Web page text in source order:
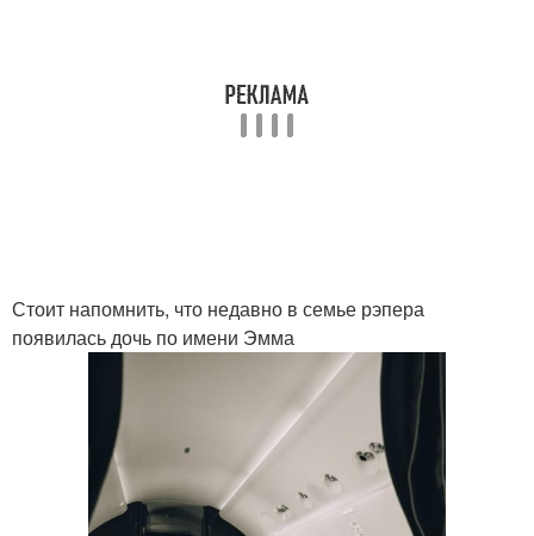
Стоит напомнить, что недавно в семье рэпера
появилась дочь по имени Эмма